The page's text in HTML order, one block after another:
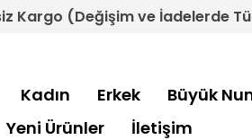
Kargo (Değişim ve İadelerde
Kadın Erkek
Büyük
Yeni Ürünler
İletişim